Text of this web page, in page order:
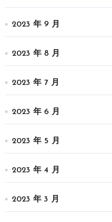
2023 年 9 月
2023 年 8 月
2023 年 7 月
2023 年 6 月
2023 年 5 月
2023 年 4 月
2023 年 3 月